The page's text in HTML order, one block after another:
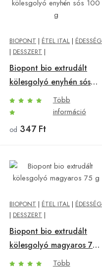
BIOPONT | ÉTEL ITAL | ÉDESSÉG
| DESSZERT |
Biopont bio extrudált
kölesgolyó enyhén sós
100 g
Több
információ
od 347 Ft
BIOPONT | ÉTEL ITAL | ÉDESSÉG
| DESSZERT |
Biopont bio extrudált
kölesgolyó magyaros 75
g
Több